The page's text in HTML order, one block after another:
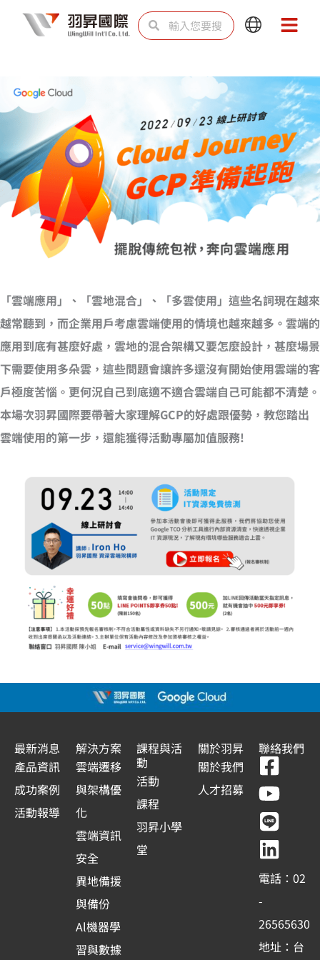
搜
尋 尋
Main
Main
「雲端應用」、「雲地混合」、「多雲使用」這些名詞現在越來
越常聽到，而企業用戶考慮雲端使用的情境也越來越多。雲端的
應用到底有甚麼好處，雲地的混合架構又要怎麼設計，甚麼場景
下需要使用多朵雲，這些問題會讓許多還沒有開始使用雲端的客
戶極度苦惱。更何況自己到底適不適合雲端自己可能都不清楚。
本場次羽昇國際要帶著大家理解GCP的好處跟優勢，教您踏出
雲端使用的第一步，還能獲得活動專屬加值服務!
最新消息
產品資訊
成功案例
活動報導
解決方案
雲端遷移
與架構優
化
雲端資訊
安全
異地備援
與備份
Al機器學
習與數據
課程與活
動
活動
課程
羽昇小學
堂
關於羽昇
關於我們
人才招募
聯絡我們
F
a
c
e
b
o
o
k
-
Y
o
u
t
u
b
e
L
i
n
e
L
i
n
k
e
d
i
n
電話：02
-
26565630
地址：台